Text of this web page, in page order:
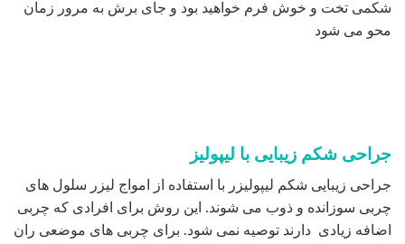
شکمی تخت و خوش فرم خواهید بود و جای برش به مرور زمان
محو می شود
جراحی شکم زیبایی با لیپولیز
جراحی زیبایی شکم لیپولیزر با استفاده از امواج لیزر سلول های
چربی سوزانده و ذوب می شوند. این روش برای افرادی که چربی
اضافه زیادی دارند توصیه نمی شود. برای چربی های موضعی ران